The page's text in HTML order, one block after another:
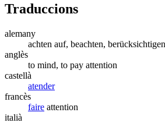
Traduccions
alemany
achten auf, beachten,
anglès
to mind, to pay attention
castellà
atender
francès
faire attention
italià